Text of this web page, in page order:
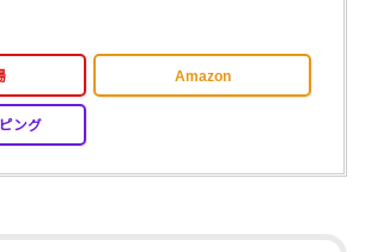
Amazon
ング